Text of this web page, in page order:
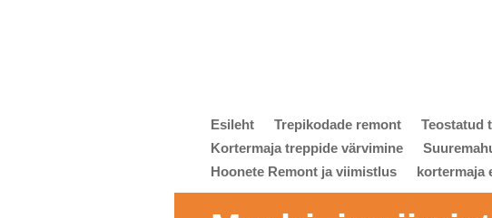
Esileht Trepikodade remont Teostatud
Kortermaja treppide värvimine
Hoonete Remont ja viimistlus
kortermaja